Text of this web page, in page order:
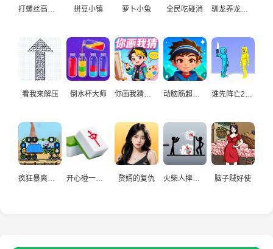
打螺丝高手益智游戏 拼豆小镇 萝卜小兔 全民吃碰消 驯龙养龙孵化高手
看我来解压 倒水杯大师
赘婿的复仇 火柴人摔炮仗 脑子贼好使